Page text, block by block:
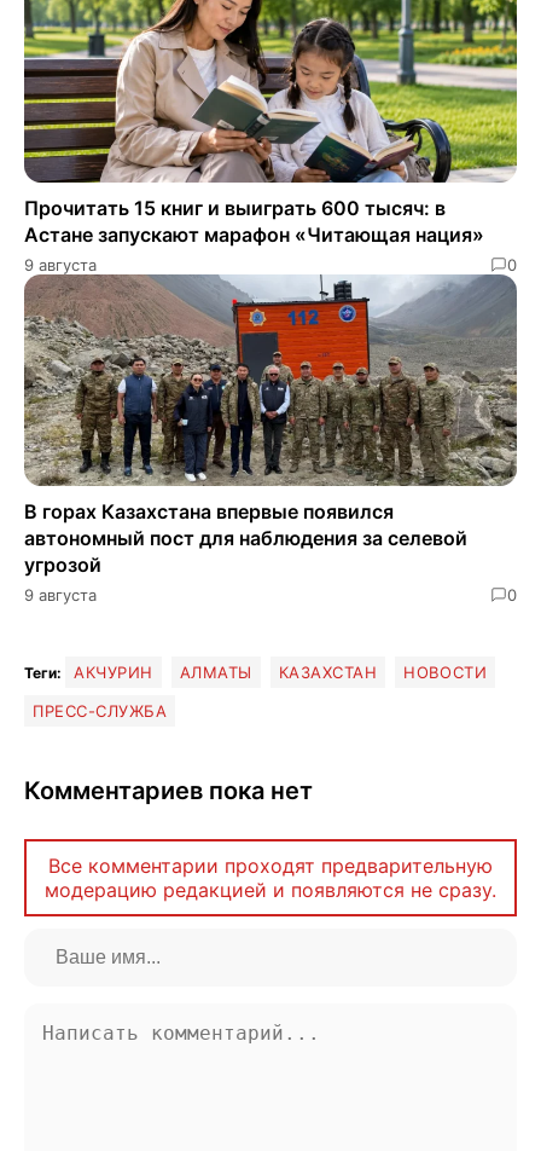
Прочитать 15 книг и выиграть 600 тысяч: в
Астане запускают марафон «Читающая нация»
9 августа 0
В горах Казахстана впервые появился
автономный пост для наблюдения за селевой
угрозой
9 августа 0
Теги: АКЧУРИН АЛМАТЫ КАЗАХСТАН
НОВОСТИ
ПРЕСС-СЛУЖБА
Комментариев пока нет
Все комментарии проходят предварительную
модерацию редакцией и появляются не сразу.